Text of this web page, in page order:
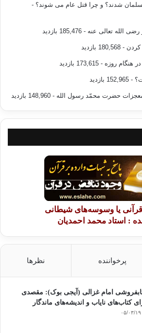
شدند؟ و چرا قتل عام می شوند؟ -
الله تعالی عنه - 185,476 بازدید
- 180,568 بازدید
هنگام روزه - 173,615 بازدید
- 152,965 بازدید
حضرت محمّد رسول الله - 148,960 بازدید
یا وسوسه‌های شیطانی
: استاد محمد احمدیان
پرخواننده نظرها
امام غزالی (آیجی بوک): مقصدی
کتاب‌های نایاب و اندیشه‌های ماندگار
۰۵/۰۳/۱۹